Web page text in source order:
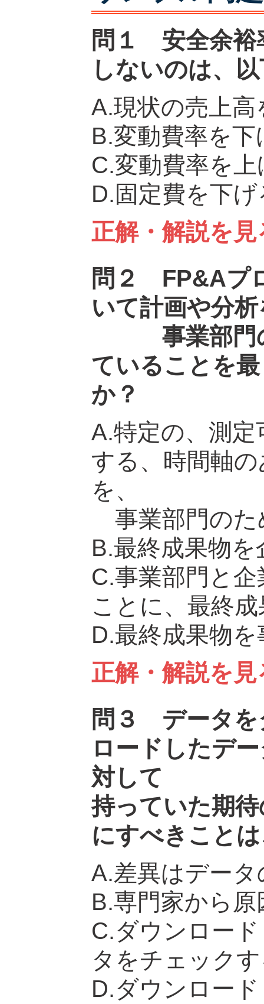
問１ 安全余裕
しないのは、
A.現状の売上高
B.変動費率を下
C.変動費率を上
D.固定費を下げ
正解・解説を
問２ FP&Aプ
いて計画や分
事業部門の
ていることを
か？
A.特定の、測
する、時間軸
を、
事業部門のた
B.最終成果物
C.事業部門と
ことに、最終
D.最終成果物
正解・解説を
問３ データを
ロードしたデ
対して
持っていた期
にすべきこと
A.差異はデー
B.専門家から
C.ダウンロー
タをチェック
D.ダウンロー